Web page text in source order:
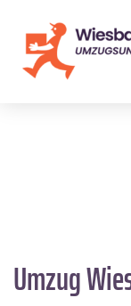
Umzug